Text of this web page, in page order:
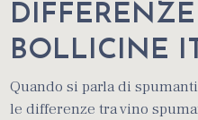
BOLLICINE
Quando si parla di
le differenze tra vino